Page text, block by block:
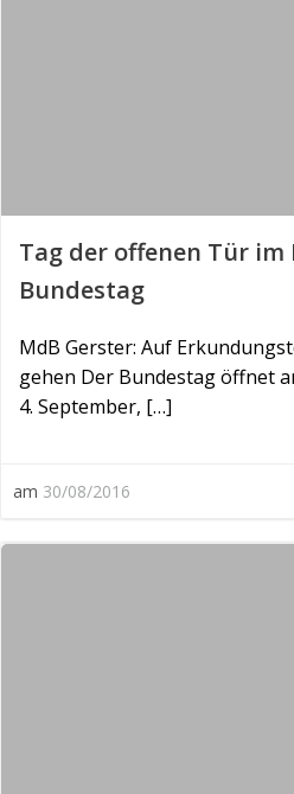
Tag der offenen Tür im
Bundestag
MdB Gerster: Auf
gehen Der Bundestag öffnet
4. September, […]
am 30/08/2016